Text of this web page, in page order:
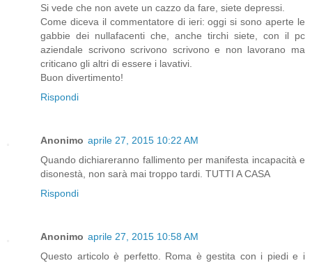
Si vede che non avete un cazzo da fare, siete depressi.
Come diceva il commentatore di ieri: oggi si sono aperte le
gabbie dei nullafacenti che, anche tirchi siete, con il pc
aziendale scrivono scrivono scrivono e non lavorano ma
criticano gli altri di essere i lavativi.
Buon divertimento!
Rispondi
Anonimo aprile 27, 2015 10:22 AM
Quando dichiareranno fallimento per manifesta incapacità e
disonestà, non sarà mai troppo tardi. TUTTI A CASA
Rispondi
Anonimo aprile 27, 2015 10:58 AM
Questo articolo è perfetto. Roma è gestita con i piedi e i